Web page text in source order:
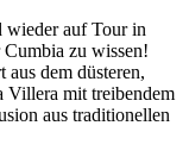
wieder auf Tour in
zu wissen!
dem düsteren,
Villera mit treibendem
aus traditionellen